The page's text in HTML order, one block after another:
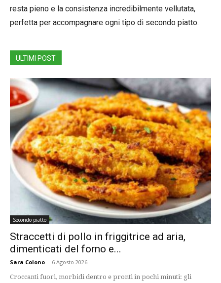
resta pieno e la consistenza incredibilmente vellutata,
perfetta per accompagnare ogni tipo di secondo piatto.
ULTIMI POST
Secondo piatto
Straccetti di pollo in friggitrice ad aria,
dimenticati del forno e...
Sara Colono - 6 Agosto 2026
Croccanti fuori, morbidi dentro e pronti in pochi minuti: gli